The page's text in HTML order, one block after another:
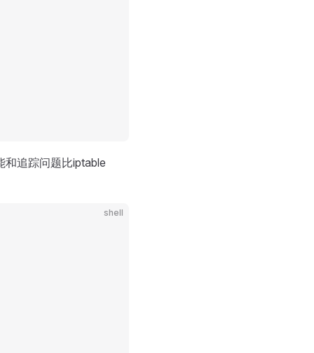
和追踪问题比iptable
shell